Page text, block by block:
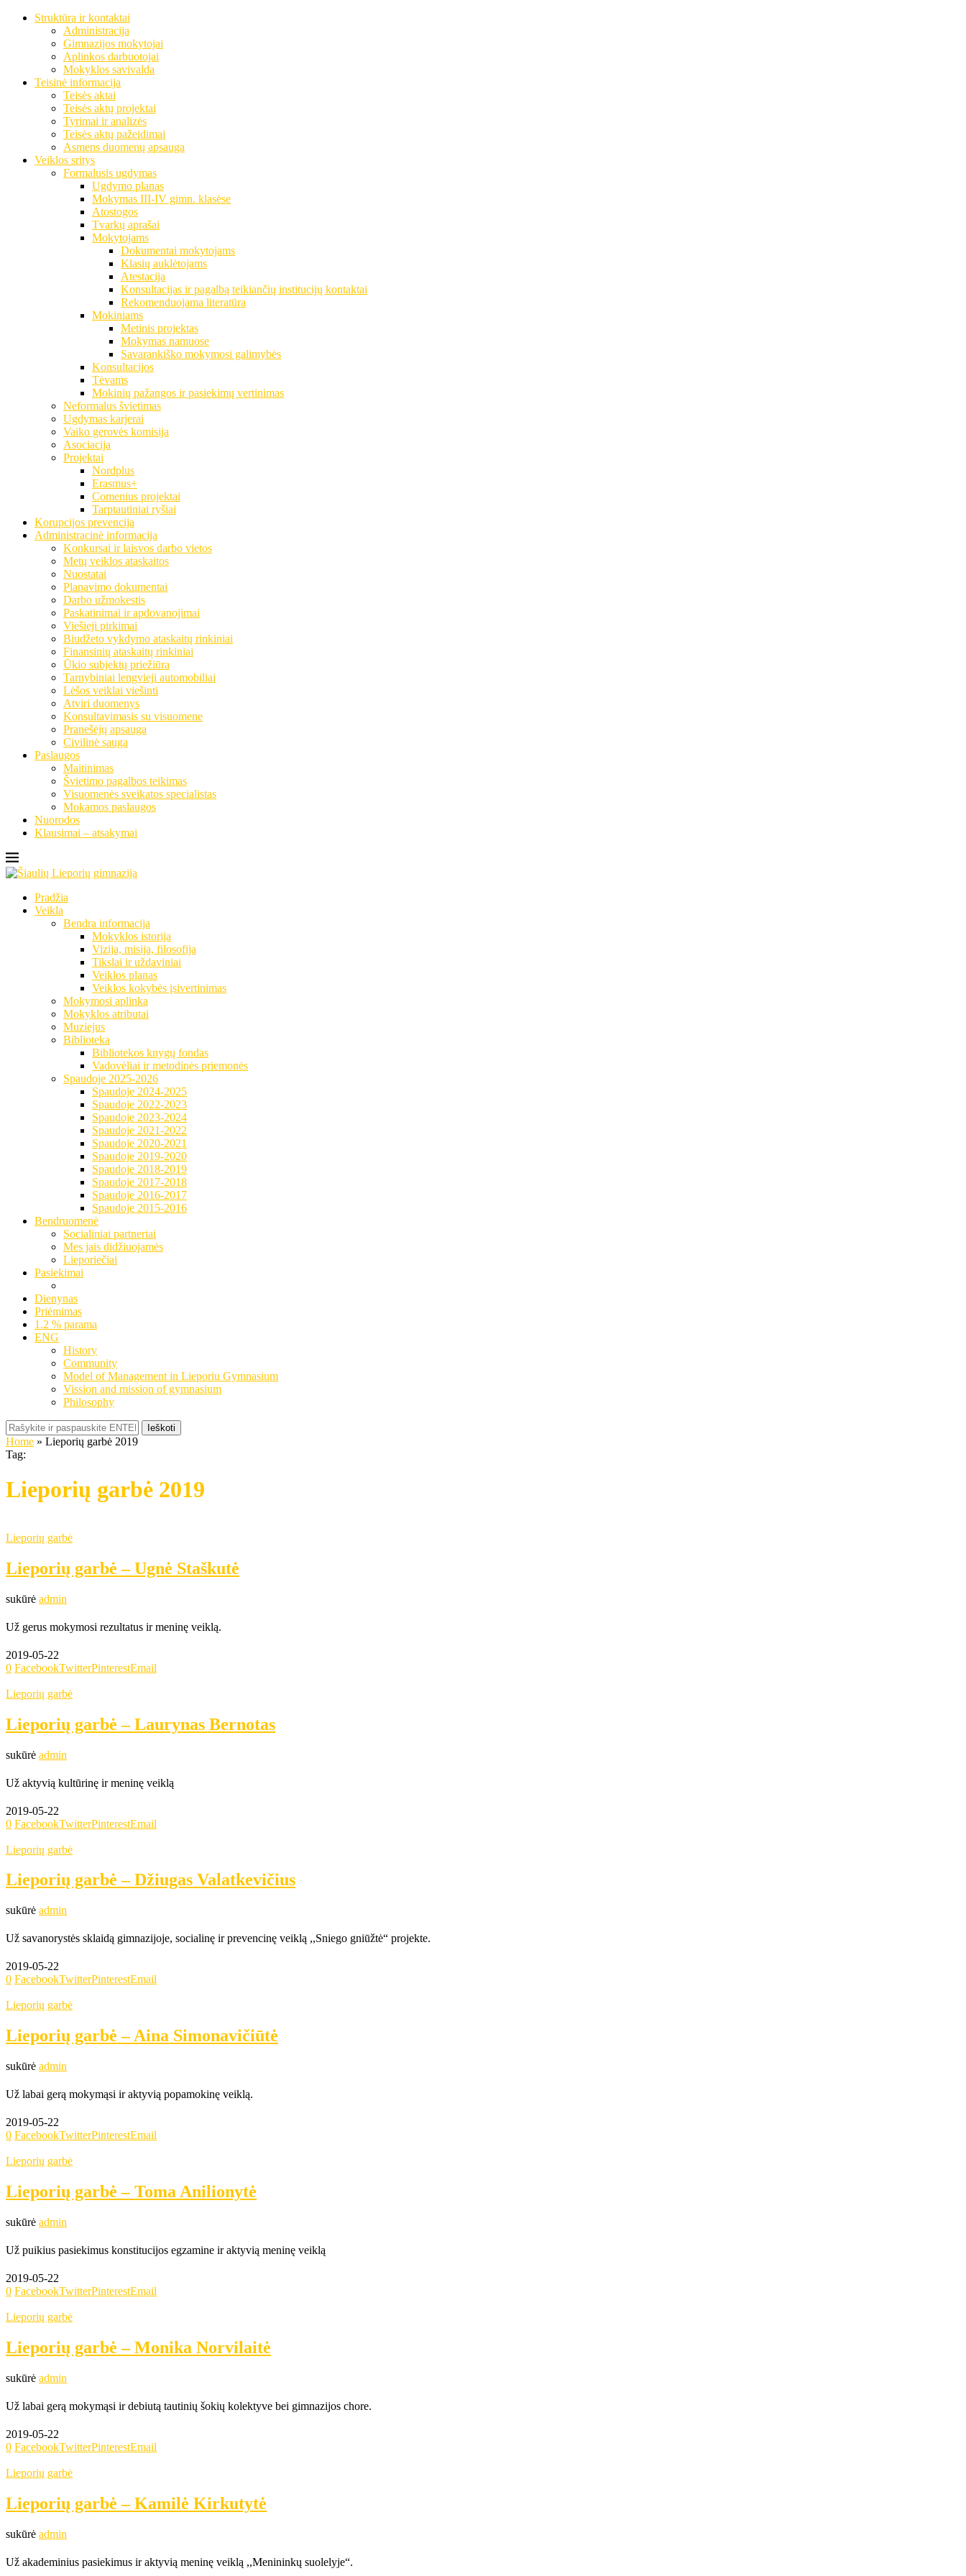
Struktūra ir kontaktai
Administracija
Gimnazijos mokytojai
Aplinkos darbuotojai
Mokyklos savivalda
Teisinė informacija
Teisės aktai
Teisės aktų projektai
Tyrimai ir analizės
Teisės aktų pažeidimai
Asmens duomenų apsauga
Veiklos sritys
Formalusis ugdymas
Ugdymo planas
Mokymas III-IV gimn. klasėse
Atostogos
Tvarkų aprašai
Mokytojams
Dokumentai mokytojams
Klasių auklėtojams
Atestacija
Konsultacijas ir pagalbą teikiančių institucijų kontaktai
Rekomenduojama literatūra
Mokiniams
Metinis projektas
Mokymas namuose
Savarankiško mokymosi galimybės
Konsultacijos
Tėvams
Mokinių pažangos ir pasiekimų vertinimas
Neformalus švietimas
Ugdymas karjerai
Vaiko gerovės komisija
Asociacija
Projektai
Nordplus
Erasmus+
Comenius projektai
Tarptautiniai ryšiai
Korupcijos prevencija
Administracinė informacija
Konkursai ir laisvos darbo vietos
Metų veiklos ataskaitos
Nuostatai
Planavimo dokumentai
Darbo užmokestis
Paskatinimai ir apdovanojimai
Viešieji pirkimai
Biudžeto vykdymo ataskaitų rinkiniai
Finansinių ataskaitų rinkiniai
Ūkio subjektų priežiūra
Tarnybiniai lengvieji automobiliai
Lėšos veiklai viešinti
Atviri duomenys
Konsultavimasis su visuomene
Pranešėjų apsauga
Civilinė sauga
Paslaugos
Maitinimas
Švietimo pagalbos teikimas
Visuomenės sveikatos specialistas
Mokamos paslaugos
Nuorodos
Klausimai – atsakymai
Pradžia
Veikla
Bendra informacija
Mokyklos istorija
Vizija, misija, filosofija
Tikslai ir uždaviniai
Veiklos planas
Veiklos kokybės įsivertinimas
Mokymosi aplinka
Mokyklos atributai
Muziejus
Biblioteka
Bibliotekos knygų fondas
Vadovėliai ir metodinės priemonės
Spaudoje 2025-2026
Spaudoje 2024-2025
Spaudoje 2022-2023
Spaudoje 2023-2024
Spaudoje 2021-2022
Spaudoje 2020-2021
Spaudoje 2019-2020
Spaudoje 2018-2019
Spaudoje 2017-2018
Spaudoje 2016-2017
Spaudoje 2015-2016
Bendruomenė
Socialiniai partneriai
Mes jais didžiuojamės
Lieporiečiai
Pasiekimai
Dienynas
Priėmimas
1.2 % parama
ENG
History
Community
Model of Management in Lieporiu Gymnasium
Vission and mission of gymnasium
Philosophy
Ieškoti
Home » Lieporių garbė 2019
Tag:
Lieporių garbė 2019
Lieporių garbė
Lieporių garbė – Ugnė Staškutė
sukūrė admin
Už gerus mokymosi rezultatus ir meninę veiklą.
2019-05-22
0 FacebookTwitterPinterestEmail
Lieporių garbė
Lieporių garbė – Laurynas Bernotas
sukūrė admin
Už aktyvią kultūrinę ir meninę veiklą
2019-05-22
0 FacebookTwitterPinterestEmail
Lieporių garbė
Lieporių garbė – Džiugas Valatkevičius
sukūrė admin
Už savanorystės sklaidą gimnazijoje, socialinę ir prevencinę veiklą ,,Sniego gniūžtė“ projekte.
2019-05-22
0 FacebookTwitterPinterestEmail
Lieporių garbė
Lieporių garbė – Aina Simonavičiūtė
sukūrė admin
Už labai gerą mokymąsi ir aktyvią popamokinę veiklą.
2019-05-22
0 FacebookTwitterPinterestEmail
Lieporių garbė
Lieporių garbė – Toma Anilionytė
sukūrė admin
Už puikius pasiekimus konstitucijos egzamine ir aktyvią meninę veiklą
2019-05-22
0 FacebookTwitterPinterestEmail
Lieporių garbė
Lieporių garbė – Monika Norvilaitė
sukūrė admin
Už labai gerą mokymąsi ir debiutą tautinių šokių kolektyve bei gimnazijos chore.
2019-05-22
0 FacebookTwitterPinterestEmail
Lieporių garbė
Lieporių garbė – Kamilė Kirkutytė
sukūrė admin
Už akademinius pasiekimus ir aktyvią meninę veiklą ,,Menininkų suolelyje“.